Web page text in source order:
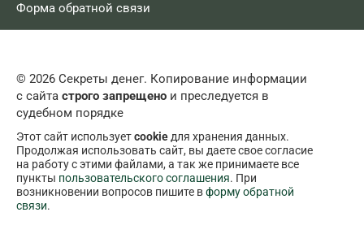
Форма обратной связи
© 2026 Секреты денег. Копирование информации
с сайта строго запрещено и преследуется в
судебном порядке
Этот сайт используетcookieдля хранения данных.
Продолжая использовать сайт, вы даете свое согласие
на работу с этими файлами, а так же принимаете все
пункты пользовательского соглашения. При
возникновении вопросов пишите вформу обратной
связи.